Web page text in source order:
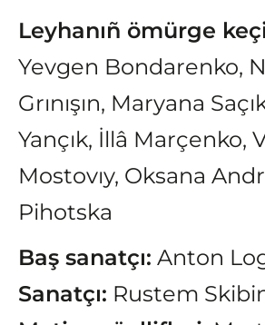
Leyhanıñ ömürge
Yevgen Bondarenko,
Grınışın, Maryana
Yançık, İllâ Marçenko,
Mostovıy, Oksana
Pihotska
Baş sanatçı: Anton
Sanatçı: Rustem